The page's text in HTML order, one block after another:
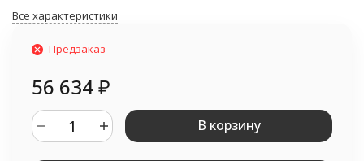
Все характеристики
Предзаказ
56 634₽
В корзину